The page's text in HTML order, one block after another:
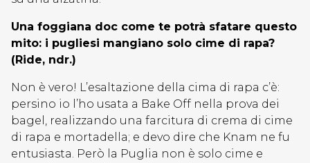
Una foggiana doc come te potrà sfatare questo
mito: i pugliesi mangiano solo cime di rapa?
(Ride, ndr.)
Non è vero! L’esaltazione della cima di rapa c’è:
persino io l’ho usata a Bake Off nella prova dei
bagel, realizzando una farcitura di crema di cime
di rapa e mortadella; e devo dire che Knam ne fu
entusiasta. Però la Puglia non è solo cime e